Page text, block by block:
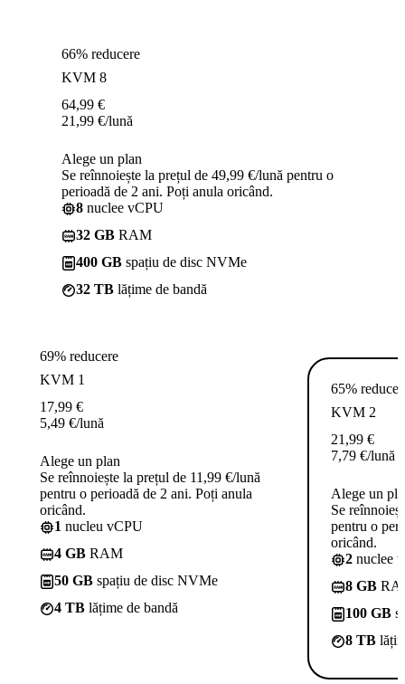
66% reducere
KVM 8
64,99 €
21,99 €/lună
Alege un plan
Se reînnoiește la prețul de 49,99 €/lună pentru o
perioadă de 2 ani. Poți anula oricând.
8 nuclee vCPU
32 GB RAM
400 GB spațiu de disc NVMe
32 TB lățime de bandă
69% reducere
KVM 1
17,99 €
5,49 €/lună
Alege un plan
Se reînnoiește la prețul de 11,99 €/lună
pentru o perioadă de 2 ani. Poți anula
oricând.
1 nucleu vCPU
4 GB RAM
50 GB spațiu de disc NVMe
4 TB lățime de bandă
65%
KVM 2
21,99 €
7,79 €/lună
Alege un
Se
pentru o
oricând.
2 nuclee
8 GB
100 GB
8 TB